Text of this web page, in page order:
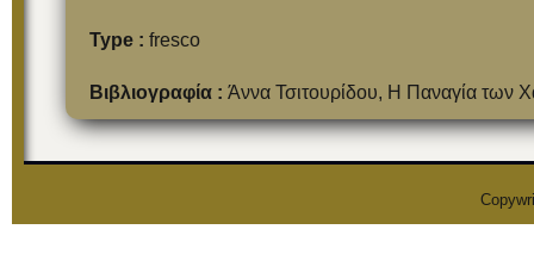
Type : fresco
Βιβλιογραφία : Άννα Τσιτουρίδου, Η Παναγία των